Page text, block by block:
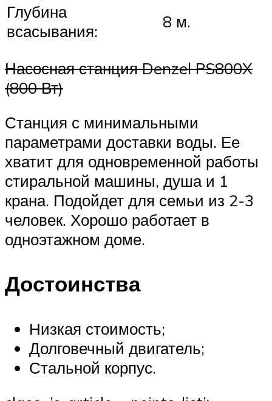
Глубина
всасывания:
8 м.
Насосная станция Denzel PS800X
(800 Вт)
Станция с минимальными
параметрами доставки воды. Ее
хватит для одновременной работы
стиральной машины, душа и 1
крана. Подойдет для семьи из 2-3
человек. Хорошо работает в
одноэтажном доме.
Достоинства
Низкая стоимость;
Долговечный двигатель;
Стальной корпус.